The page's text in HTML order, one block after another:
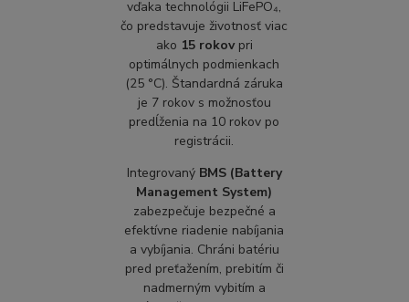
vďaka technológii LiFePO₄,
čo predstavuje životnosť viac
ako 15 rokovpri
optimálnych podmienkach
(25 °C). Štandardná záruka
je 7 rokov s možnosťou
predĺženia na 10 rokov po
registrácii.
Integrovaný BMS (Battery
Management System)
zabezpečuje bezpečné a
efektívne riadenie nabíjania
a vybíjania. Chráni batériu
pred preťažením, prebitím či
nadmerným vybitím a